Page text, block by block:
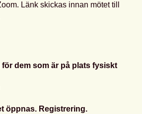
Länk skickas innan mötet till
för dem som är på plats fysiskt
öppnas. Registrering.